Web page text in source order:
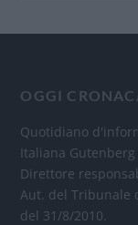
OGGI
Quotidiano
Italiana Gutenberg
Direttore
Aut. del Tribunale
del 31/8/2010.